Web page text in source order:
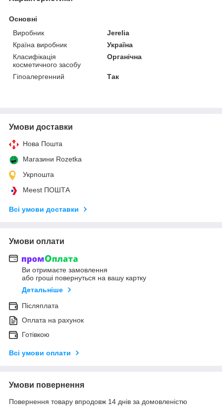
Основні
Виробник
Jerelia
Країна виробник
Україна
Класифікація
косметичного засобу
Органічна
Гіпоалергенний Так
Умови доставки
Нова Пошта
Магазини Rozetka
Укрпошта
Meest ПОШТА
Всі умови доставки
Умови оплати
Ви отримаєте замовлення
або гроші повернуться на вашу картку
Детальніше
Післяплата
Оплата на рахунок
Готівкою
Всі умови оплати
Умови повернення
Повернення товару впродовж 14 днів за домовленістю